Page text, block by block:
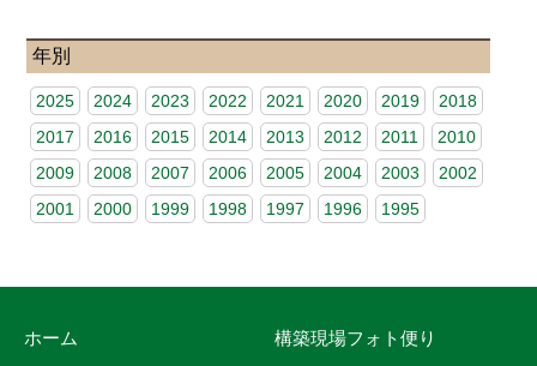
年別
2025 2024 2023 2022 2021 2020 2019
2018
2017
2016 2015 2014 2013 2012 2011
2010
2009
2008 2007 2006 2005 2004 2003
2002
2001
2000 1999 1998 1997 1996 1995
ホーム 構築現場フォト便り